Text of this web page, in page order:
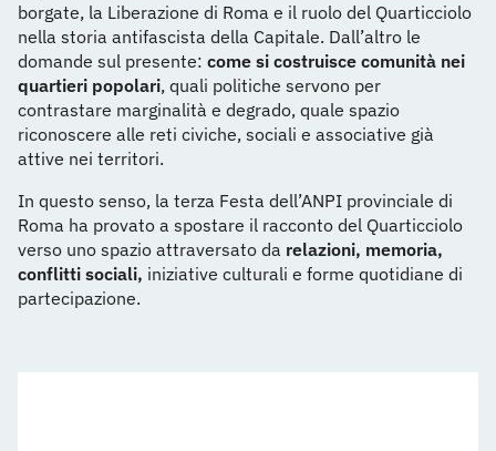
borgate, la Liberazione di Roma e il ruolo del Quarticciolo
nella storia antifascista della Capitale. Dall’altro le
domande sul presente: come si costruisce comunità nei
quartieri popolari, quali politiche servono per
contrastare marginalità e degrado, quale spazio
riconoscere alle reti civiche, sociali e associative già
attive nei territori.
In questo senso, la terza Festa dell’ANPI provinciale di
Roma ha provato a spostare il racconto del Quarticciolo
verso uno spazio attraversato da relazioni, memoria,
conflitti sociali, iniziative culturali e forme quotidiane di
partecipazione.